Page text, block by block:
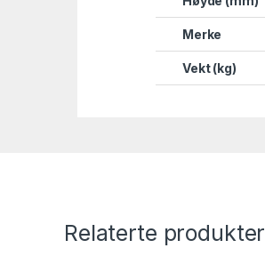
Merke
Vekt (kg)
Relaterte produkter